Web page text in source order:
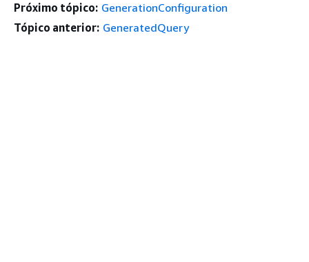
Próximo tópico: GenerationConfiguration
Tópico anterior: GeneratedQuery